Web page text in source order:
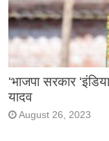
‘भाजपा सरकार
यादव
August 26, 2023